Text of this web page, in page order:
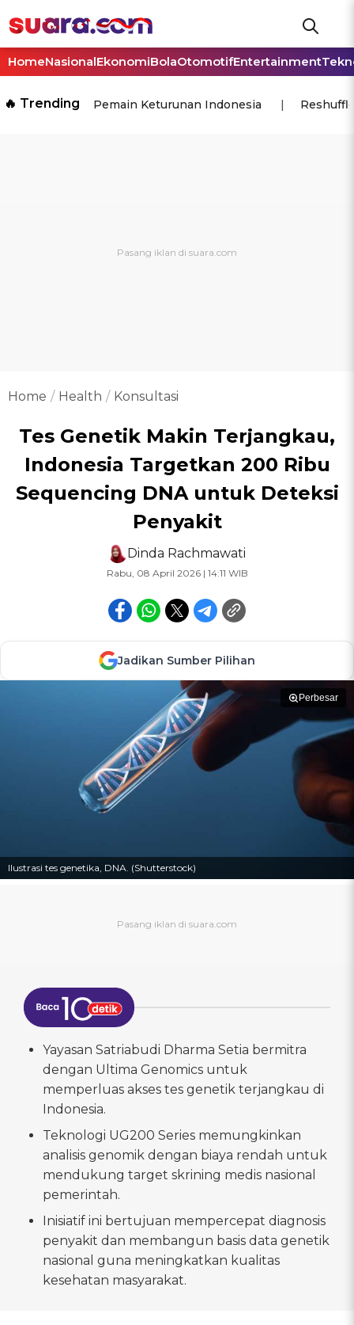
HomeNasionalEkonomiBolaOtomotifEntertainment
🔥 Trending Pemain Keturunan Indonesia
Home Health Konsultasi
Tes Genetik Makin Terjangkau,
Indonesia Targetkan 200 Ribu
Sequencing DNA untuk Deteksi
Penyakit
Dinda Rachmawati
Rabu, 08 April 2026 | 14:11 WIB
Jadikan Sumber Pilihan
Perbesar
Ilustrasi tes genetika, DNA. (Shutterstock)
Yayasan Satriabudi Dharma Setia bermitra
dengan Ultima Genomics untuk
memperluas akses tes genetik terjangkau di
Indonesia.
Teknologi UG200 Series memungkinkan
analisis genomik dengan biaya rendah untuk
mendukung target skrining medis nasional
pemerintah.
Inisiatif ini bertujuan mempercepat diagnosis
penyakit dan membangun basis data genetik
nasional guna meningkatkan kualitas
kesehatan masyarakat.